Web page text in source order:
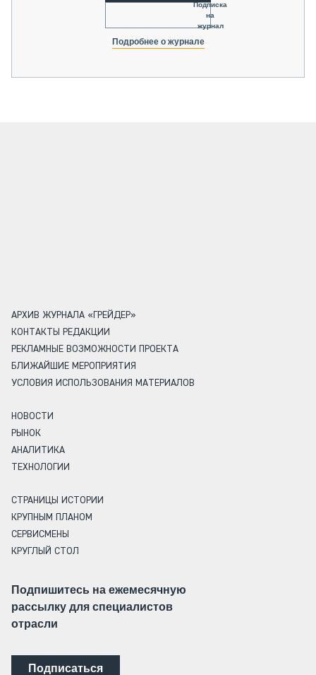
Подписка
на
журнал
Подробнее о журнале
АРХИВ ЖУРНАЛА «ГРЕЙДЕР»
КОНТАКТЫ РЕДАКЦИИ
РЕКЛАМНЫЕ ВОЗМОЖНОСТИ ПРОЕКТА
БЛИЖАЙШИЕ МЕРОПРИЯТИЯ
УСЛОВИЯ ИСПОЛЬЗОВАНИЯ МАТЕРИАЛОВ
НОВОСТИ
РЫНОК
АНАЛИТИКА
ТЕХНОЛОГИИ
СТРАНИЦЫ ИСТОРИИ
КРУПНЫМ ПЛАНОМ
СЕРВИСМЕНЫ
КРУГЛЫЙ СТОЛ
Подпишитесь на ежемесячную
рассылку для специалистов
отрасли
Подписаться